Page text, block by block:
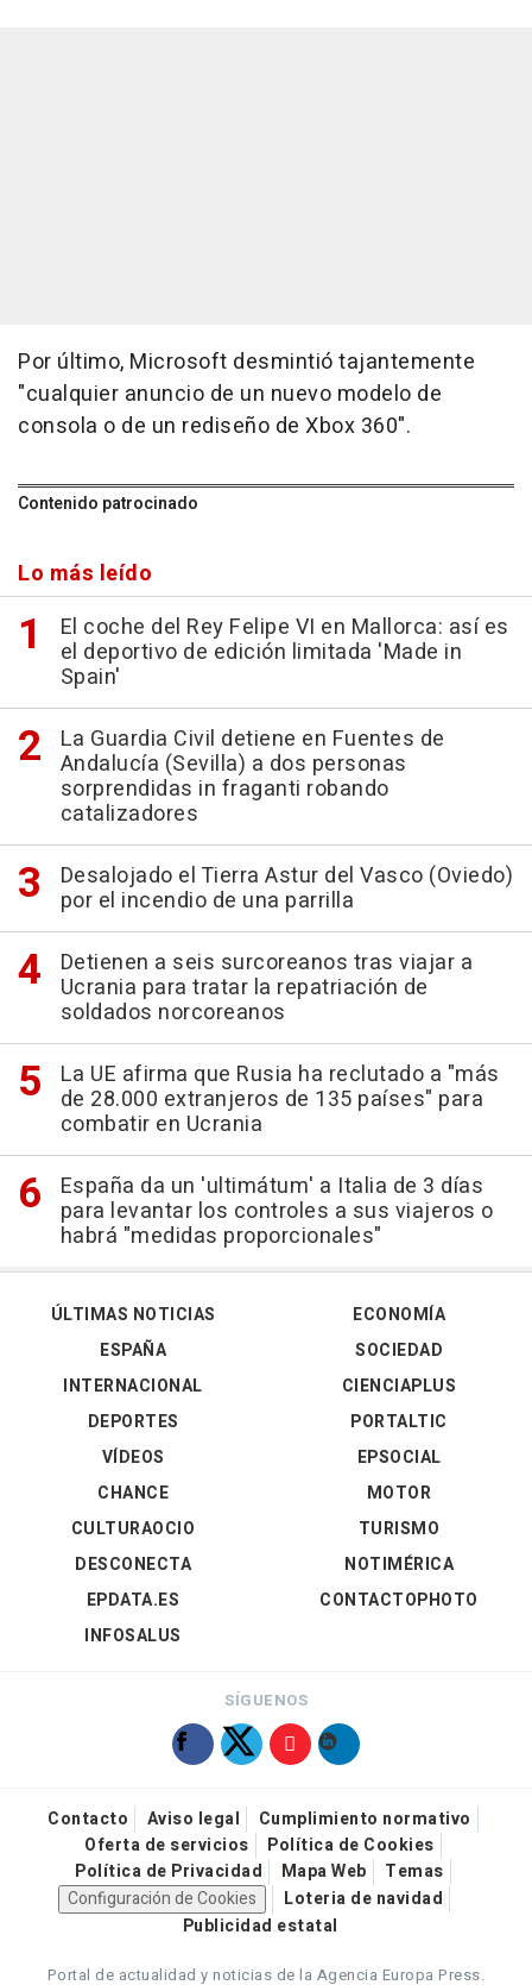
Por último, Microsoft desmintió tajantemente
"cualquier anuncio de un nuevo modelo de
consola o de un rediseño de Xbox 360".
Contenido patrocinado
Lo más leído
El coche del Rey Felipe VI en Mallorca: así es
el deportivo de edición limitada 'Made in
Spain'
La Guardia Civil detiene en Fuentes de
Andalucía (Sevilla) a dos personas
sorprendidas in fraganti robando
catalizadores
Desalojado el Tierra Astur del Vasco (Oviedo)
por el incendio de una parrilla
Detienen a seis surcoreanos tras viajar a
Ucrania para tratar la repatriación de
soldados norcoreanos
La UE afirma que Rusia ha reclutado a "más
de 28.000 extranjeros de 135 países" para
combatir en Ucrania
España da un 'ultimátum' a Italia de 3 días
para levantar los controles a sus viajeros o
habrá "medidas proporcionales"
ÚLTIMAS NOTICIAS
ESPAÑA
INTERNACIONAL
DEPORTES
VÍDEOS
ECONOMÍA
SOCIEDAD
CIENCIAPLUS
PORTALTIC
EPSOCIAL
CHANCE
CULTURAOCIO
DESCONECTA
EPDATA.ES
INFOSALUS
MOTOR
TURISMO
NOTIMÉRICA
CONTACTOPHOTO
SÍGUENOS
Contacto Aviso legal
Cumplimiento normativo
Oferta de servicios
Política de Cookies
Política de Privacidad
Mapa Web
Temas
Configuración de Cookies
Loteria de navidad
Publicidad estatal
Portal de actualidad y noticias de la Agencia Europa Press.